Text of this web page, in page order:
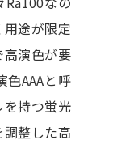
途が限定
高演色が要
色AAAと呼
を持つ蛍光
整した高